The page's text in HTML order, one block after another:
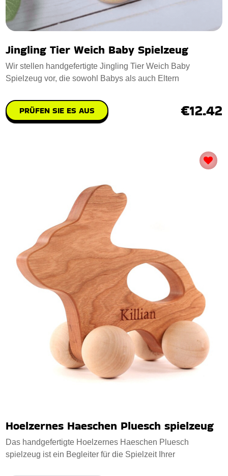
Jingling Tier Weich Baby Spielzeug
Wir stellen handgefertigte Jingling Tier Weich Baby
Spielzeug vor, die sowohl Babys als auch Eltern
PRÜFEN SIE ES AUS €12.42
Hoelzernes Haeschen Pluesch spielzeug
Das handgefertigte Hoelzernes Haeschen Pluesch
spielzeug ist ein Begleiter für die Spielzeit Ihrer